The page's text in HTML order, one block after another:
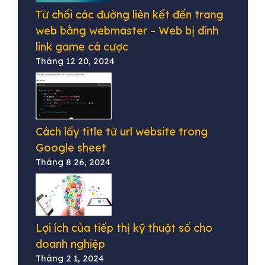
Từ chối các đường liên kết đến trang
web bằng webmaster – Web bị dính
link game cá cược
Tháng 12 20, 2024
Cách lấy title từ url website trong
Google sheet
Tháng 8 26, 2024
Lợi ích của tiếp thị kỹ thuật số cho
doanh nghiệp
Tháng 2 1, 2024